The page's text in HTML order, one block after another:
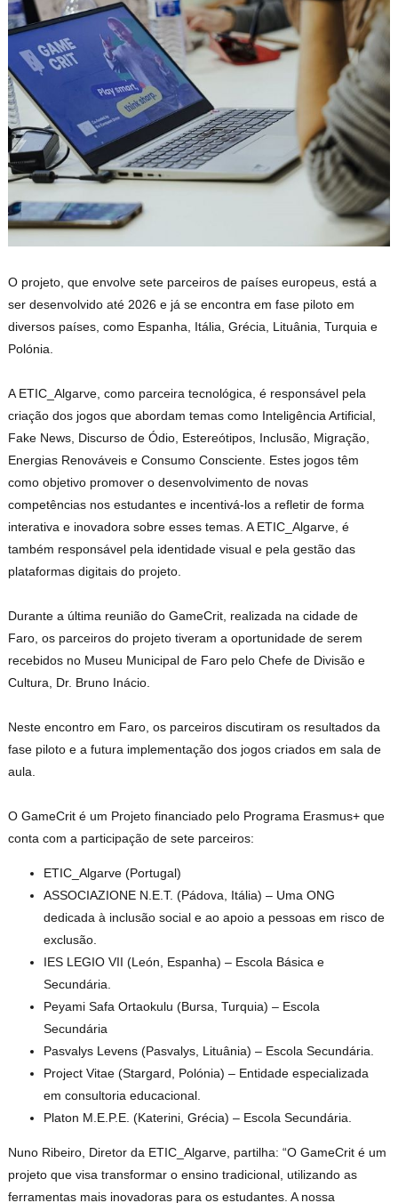
O projeto, que envolve sete parceiros de países europeus, está a
ser desenvolvido até 2026 e já se encontra em fase piloto em
diversos países, como Espanha, Itália, Grécia, Lituânia, Turquia e
Polónia.
A ETIC_Algarve, como parceira tecnológica, é responsável pela
criação dos jogos que abordam temas como Inteligência Artificial,
Fake News, Discurso de Ódio, Estereótipos, Inclusão, Migração,
Energias Renováveis e Consumo Consciente. Estes jogos têm
como objetivo promover o desenvolvimento de novas
competências nos estudantes e incentivá-los a refletir de forma
interativa e inovadora sobre esses temas. A ETIC_Algarve, é
também responsável pela identidade visual e pela gestão das
plataformas digitais do projeto.
Durante a última reunião do GameCrit, realizada na cidade de
Faro, os parceiros do projeto tiveram a oportunidade de serem
recebidos no Museu Municipal de Faro pelo Chefe de Divisão e
Cultura, Dr. Bruno Inácio.
Neste encontro em Faro, os parceiros discutiram os resultados da
fase piloto e a futura implementação dos jogos criados em sala de
aula.
O GameCrit é um Projeto financiado pelo Programa Erasmus+ que
conta com a participação de sete parceiros:
ETIC_Algarve (Portugal)
ASSOCIAZIONE N.E.T. (Pádova, Itália) – Uma ONG
dedicada à inclusão social e ao apoio a pessoas em risco de
exclusão.
IES LEGIO VII (León, Espanha) – Escola Básica e
Secundária.
Peyami Safa Ortaokulu (Bursa, Turquia) – Escola
Secundária
Pasvalys Levens (Pasvalys, Lituânia) – Escola Secundária.
Project Vitae (Stargard, Polónia) – Entidade especializada
em consultoria educacional.
Platon M.E.P.E. (Katerini, Grécia) – Escola Secundária.
Nuno Ribeiro, Diretor da ETIC_Algarve, partilha: “O GameCrit é um
projeto que visa transformar o ensino tradicional, utilizando as
ferramentas mais inovadoras para os estudantes. A nossa